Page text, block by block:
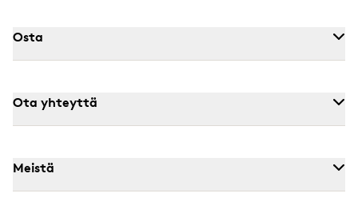
Osta
Ota yhteyttä
Meistä